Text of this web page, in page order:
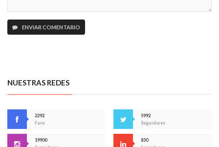
ENVIAR COMENTARIO
NUESTRAS REDES
2292
Fans
5992
Seguidores
19900
830